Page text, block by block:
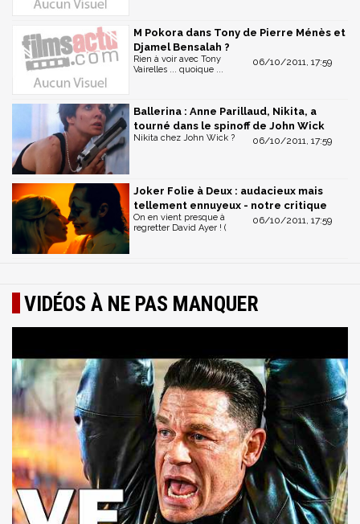
M Pokora dans Tony de Pierre Ménès et
Djamel Bensalah ?
06/10/2011, 17:59
Rien à voir avec Tony
Vairelles ... quoique ...
Ballerina : Anne Parillaud, Nikita, a
tourné dans le spinoff de John Wick
06/10/2011, 17:59
Nikita chez John Wick ?
Joker Folie à Deux : audacieux mais
tellement ennuyeux - notre critique
06/10/2011, 17:59
On en vient presque à
regretter David Ayer ! (
VIDÉOS À NE PAS MANQUER